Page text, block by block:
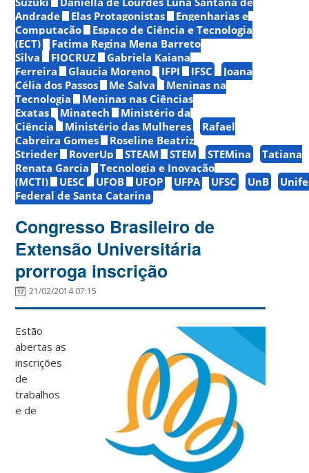
Andrade
Elas Protagonistas
Engenharias e
Computação
Espaço de Ciência e Tecnologia
(ECT)
Fatima Regina Mena Barreto
Silva
FIOCRUZ
Gabriela Kaiana
Ferreira
Glaucia Moreno IFPI IFSC
Joana
Célia dos Passos
Me Salva
Meninas na
Tecnologia
Meninas nas Ciências
Exatas
Minatech
Ministério da
Ciência
Ministério das Mulheres
Rafael
Cabreira Gomes
Roseline Beatriz
Strieder
RoverUp STEAM STEM STEMina
Tatiana
Renata Garcia
Tecnologia e Inovação
(MCTI)
UESC UFOB UFOP UFPA UFSC UnB
Federal de Santa Catarina
Congresso Brasileiro de
Extensão Universitária
prorroga inscrição
21/02/2014 07:15
Estão
abertas as
inscrições
de
trabalhos
e de